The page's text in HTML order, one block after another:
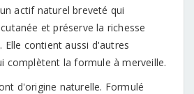
actif naturel breveté qui
et préserve la richesse
Elle contient aussi d'autres
complètent la formule à merveille.
d'origine naturelle. Formulé